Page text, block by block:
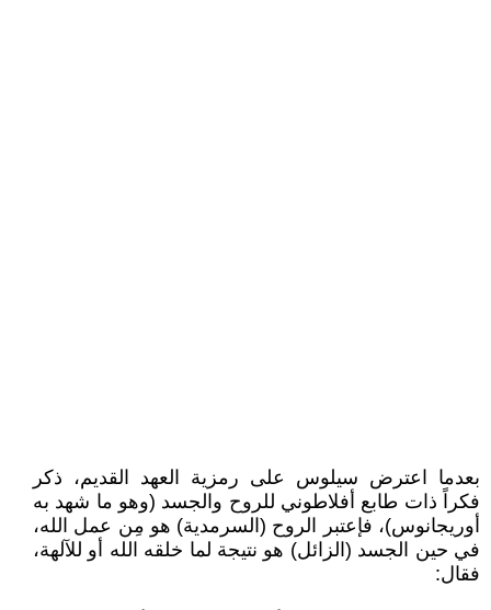
بعدما اعترض سيلوس على رمزية العهد القديم، ذكر
فكراً ذات طابع أفلاطوني للروح والجسد (وهو ما شهد به
أوريجانوس)، فإعتبر الروح (السرمدية) هو مِن عمل الله،
في حين الجسد (الزائل) هو نتيجة لما خلقه الله أو للآلهة،
فقال: